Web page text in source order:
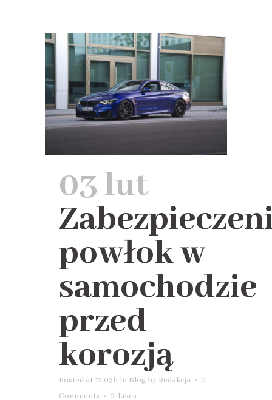
03 lut
powłok w
samochodzie
przed
korozją
Posted at 12:03h in Blog by Redakcja
0
Comments
0 Likes